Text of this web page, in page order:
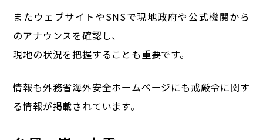
またウェブサイトやSNSで現地政府や公式機関から
のアナウンスを確認し、
現地の状況を把握することも重要です。
情報も外務省海外安全ホームページにも戒厳令に関す
る情報が掲載されています。